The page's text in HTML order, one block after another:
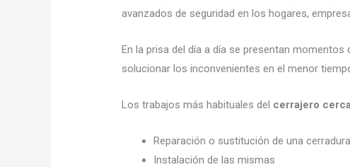
avanzados de seguridad en los hogares,
En la prisa del día a día se presentan
solucionar los inconvenientes en el menor
Los trabajos más habituales del cerrajero
Reparación o sustitución de una cerradura
Instalación de las mismas